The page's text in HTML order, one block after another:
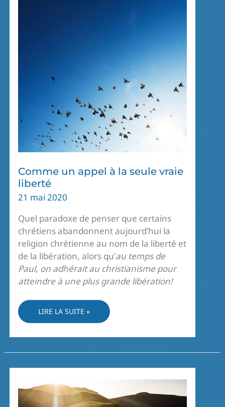
Comme un appel à la seule vraie
liberté
21 mai 2020
Quel paradoxe de penser que certains
chrétiens abandonnent aujourd’hui la
religion chrétienne au nom de la liberté et
de la libération, alors qu’au temps de
Paul, on adhérait au christianisme pour
atteindre à une plus grande libération!
COMME
UN
APPEL
À
VRAIE
LIBERTÉ
LIRE LA SUITE »